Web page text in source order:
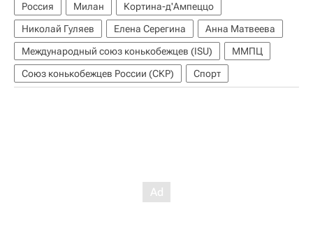
Россия Милан
Кортина-д'Ампеццо
Николай Гуляев
Елена Серегина
Анна Матвеева
Международный союз конькобежцев (ISU)
ММПЦ
Союз конькобежцев России (СКР)
Спорт